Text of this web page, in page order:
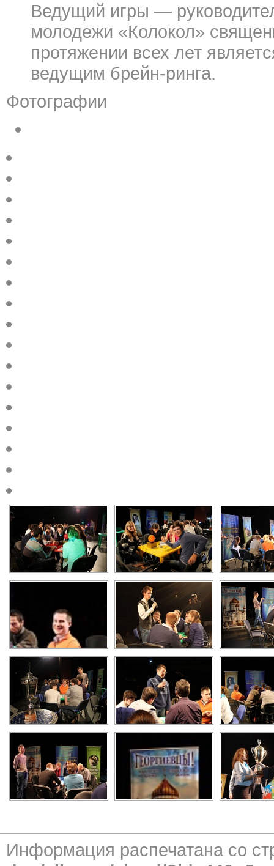
Ведущий игры —
молодежи «Колокол»
протяжении всех лет
ведущим брейн-ринга.
Фотографии
Информация распечатана со